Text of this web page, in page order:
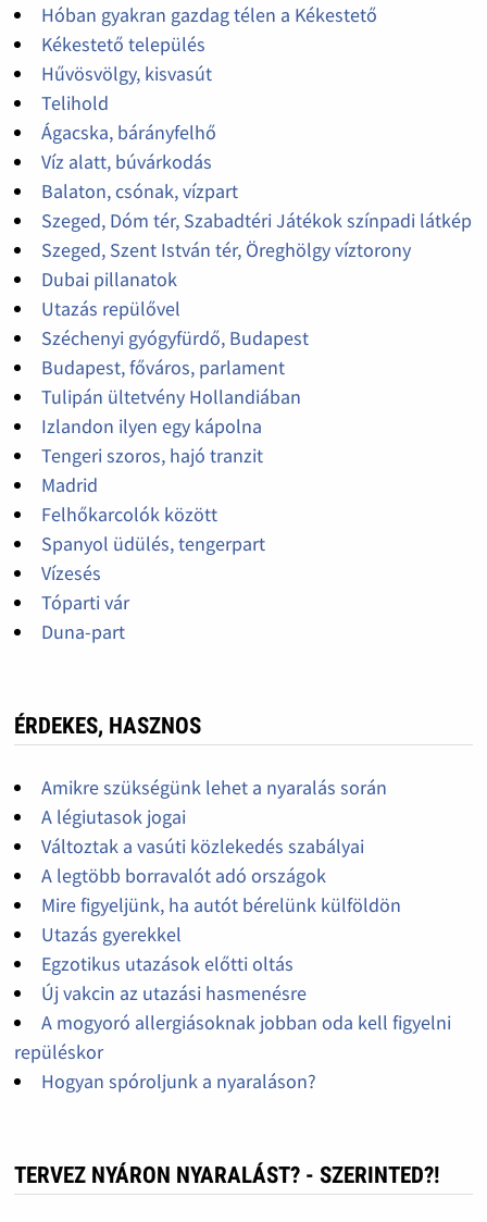
Hóban gyakran gazdag télen a Kékestető
Kékestető település
Hűvösvölgy, kisvasút
Telihold
Ágacska, bárányfelhő
Víz alatt, búvárkodás
Balaton, csónak, vízpart
Szeged, Dóm tér, Szabadtéri Játékok színpadi látkép
Szeged, Szent István tér, Öreghölgy víztorony
Dubai pillanatok
Utazás repülővel
Széchenyi gyógyfürdő, Budapest
Budapest, főváros, parlament
Tulipán ültetvény Hollandiában
Izlandon ilyen egy kápolna
Tengeri szoros, hajó tranzit
Madrid
Felhőkarcolók között
Spanyol üdülés, tengerpart
Vízesés
Tóparti vár
Duna-part
ÉRDEKES, HASZNOS
Amikre szükségünk lehet a nyaralás során
A légiutasok jogai
Változtak a vasúti közlekedés szabályai
A legtöbb borravalót adó országok
Mire figyeljünk, ha autót bérelünk külföldön
Utazás gyerekkel
Egzotikus utazások előtti oltás
Új vakcin az utazási hasmenésre
A mogyoró allergiásoknak jobban oda kell figyelni
repüléskor
Hogyan spóroljunk a nyaraláson?
TERVEZ NYÁRON NYARALÁST? - SZERINTED?!